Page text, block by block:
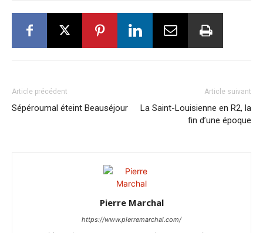
Article précédent
Sépéroumal éteint Beauséjour
Article suivant
La Saint-Louisienne en R2, la
fin d’une époque
Pierre Marchal
https://www.pierremarchal.com/